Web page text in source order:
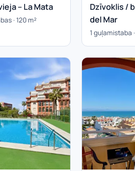
– La Mata
· 120 m²
Dzīvoklis /
del Mar
1 guļamistaba